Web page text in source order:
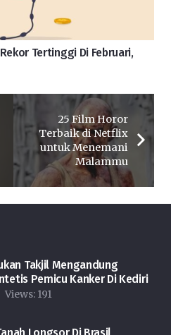
Tertinggi Di Februari,
25 Film Horor
Terbaik di Netflix
untuk Menemani
Malammu
Takjil Mengandung
Pemicu Kanker Di Kediri
Views: 191